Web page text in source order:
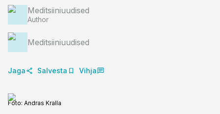
Meditsiiniuudised
Author
Meditsiiniuudised
Jaga Salvesta Vihja
Foto: Andras Kralla